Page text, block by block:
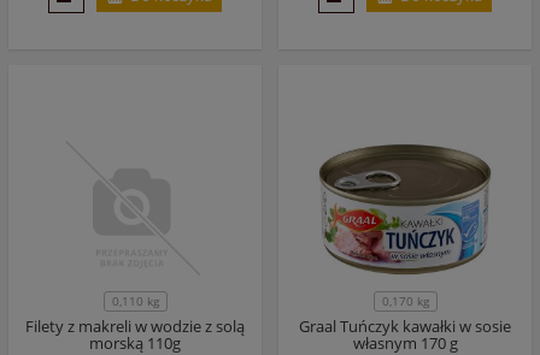
0,110 kg
Filety z makreli w wodzie z solą
morską 110g
0,170 kg
Graal Tuńczyk kawałki w sosie
własnym 170 g